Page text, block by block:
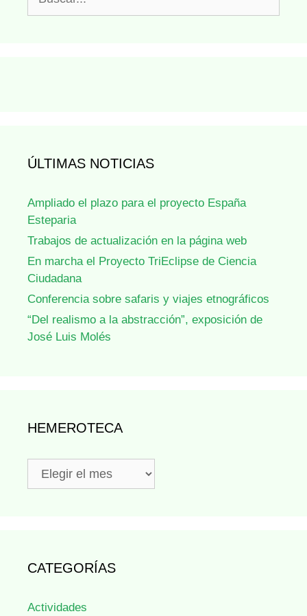
ÚLTIMAS NOTICIAS
Ampliado el plazo para el proyecto España
Esteparia
Trabajos de actualización en la página web
En marcha el Proyecto TriEclipse de Ciencia
Ciudadana
Conferencia sobre safaris y viajes etnográficos
“Del realismo a la abstracción”, exposición de
José Luis Molés
HEMEROTECA
Hemeroteca
CATEGORÍAS
Actividades